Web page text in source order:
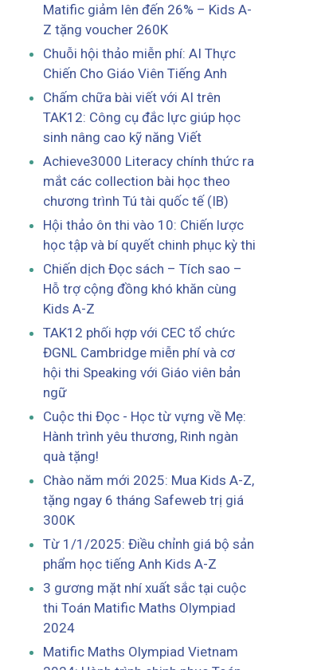
Matific giảm lên đến 26% – Kids A-
Z tặng voucher 260K
Chuỗi hội thảo miễn phí: AI Thực
Chiến Cho Giáo Viên Tiếng Anh
Chấm chữa bài viết với AI trên
TAK12: Công cụ đắc lực giúp học
sinh nâng cao kỹ năng Viết
Achieve3000 Literacy chính thức ra
mắt các collection bài học theo
chương trình Tú tài quốc tế (IB)
Hội thảo ôn thi vào 10: Chiến lược
học tập và bí quyết chinh phục kỳ thi
Chiến dịch Đọc sách – Tích sao –
Hỗ trợ cộng đồng khó khăn cùng
Kids A-Z
TAK12 phối hợp với CEC tổ chức
ĐGNL Cambridge miễn phí và cơ
hội thi Speaking với Giáo viên bản
ngữ
Cuộc thi Đọc - Học từ vựng về Mẹ:
Hành trình yêu thương, Rinh ngàn
quà tặng!
Chào năm mới 2025: Mua Kids A-Z,
tặng ngay 6 tháng Safeweb trị giá
300K
Từ 1/1/2025: Điều chỉnh giá bộ sản
phẩm học tiếng Anh Kids A-Z
3 gương mặt nhí xuất sắc tại cuộc
thi Toán Matific Maths Olympiad
2024
Matific Maths Olympiad Vietnam